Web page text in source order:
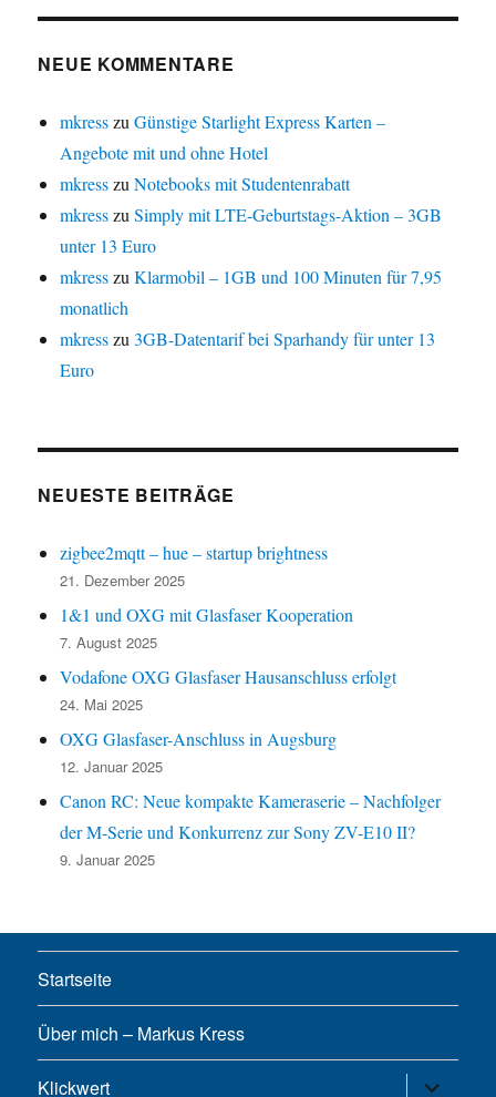
in
NEUE KOMMENTARE
mkresszuGünstige Starlight Express Karten –
Angebote mit und ohne Hotel
mkresszuNotebooks mit Studentenrabatt
mkresszuSimply mit LTE-Geburtstags-Aktion – 3GB
unter 13 Euro
mkresszuKlarmobil – 1GB und 100 Minuten für 7,95
monatlich
mkresszu3GB-Datentarif bei Sparhandy für unter 13
Euro
NEUESTE BEITRÄGE
zigbee2mqtt – hue – startup brightness
21. Dezember 2025
1&1 und OXG mit Glasfaser Kooperation
7. August 2025
Vodafone OXG Glasfaser Hausanschluss erfolgt
24. Mai 2025
OXG Glasfaser-Anschluss in Augsburg
12. Januar 2025
Canon RC: Neue kompakte Kameraserie – Nachfolger
der M-Serie und Konkurrenz zur Sony ZV-E10 II?
9. Januar 2025
Startseite
Über mich – Markus Kress
Klickwert